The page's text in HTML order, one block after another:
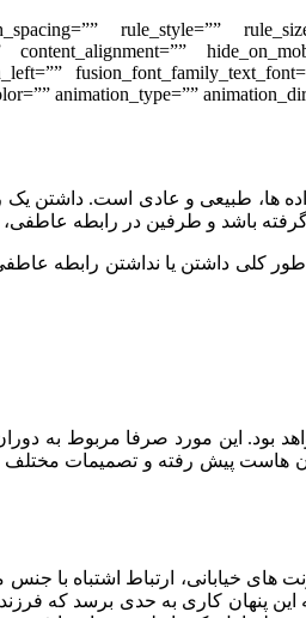
column_spacing=””
content_alignment=””
animation_type=””
ها، طبیعی و عادی است. داشتن
باشد و طرفین در رابطه
داشتن یا نداشتن رابطه عاطفی
این مورد صرفا مربوط به
پیش رفته و تصمیمات مختلف و
خیابانی، ارتباط اشتباه با جنس
پنهان کاری به حدی برسد که